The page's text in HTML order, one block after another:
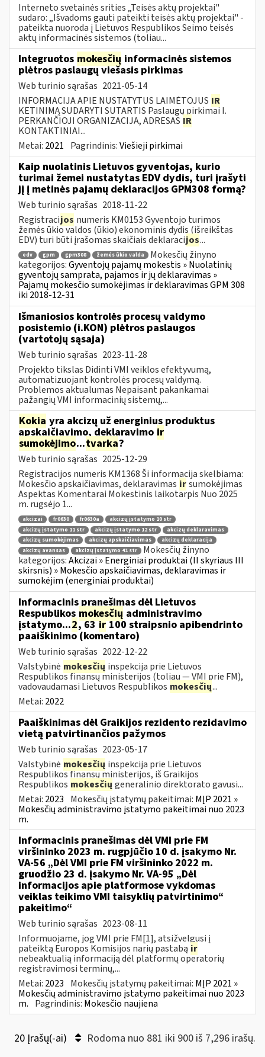
Interneto svetainės srities „Teisės aktų projektai"
sudaro: „Išvadoms gauti pateikti teisės aktų projektai" -
pateikta nuoroda į Lietuvos Respublikos Seimo teisės
aktų informacinės sistemos (toliau...
Integruotos mokesčių informacinės sistemos
plėtros paslaugų viešasis pirkimas
Web turinio sąrašas 2021-05-14
INFORMACIJA APIE NUSTATYTUS LAIMĖTOJUS IR
KETINIMĄ SUDARYTI SUTARTIS Paslaugų pirkimai I.
PERKANČIOJI ORGANIZACIJA, ADRESAS IR
KONTAKTINIAI...
Metai: 2021 Pagrindinis:Viešieji pirkimai
Kaip nuolatinis Lietuvos gyventojas, kurio
turimai žemei nustatytas EDV dydis, turi įrašyti
jį į metinės pajamų deklaracijos GPM308 formą?
Web turinio sąrašas 2018-11-22
Registracijos numeris KM0153 Gyventojo turimos
žemės ūkio valdos (ūkio) ekonominis dydis (išreikštas
EDV) turi būti įrašomas skaičiais deklaracijos...
edv gpm gpm308 žemės ūkio valda
Mokesčių žinyno
kategorijos:Gyventojų pajamų mokestis » Nuolatinių
gyventojų samprata, pajamos ir jų deklaravimas »
Pajamų mokesčio sumokėjimas ir deklaravimas GPM 308
iki 2018-12-31
Išmaniosios kontrolės procesų valdymo
posistemio (i.KON) plėtros paslaugos
(vartotojų sąsaja)
Web turinio sąrašas 2023-11-28
Projekto tikslas Didinti VMI veiklos efektyvumą,
automatizuojant kontrolės procesų valdymą.
Problemos aktualumas Nepaisant pakankamai
pažangių VMI informacinių sistemų,...
Kokia yra akcizų už energinius produktus
apskaičiavimo, deklaravimo ir
sumokėjimo...tvarka?
Web turinio sąrašas 2025-12-29
Registracijos numeris KM1368 Ši informacija skelbiama:
Mokesčio apskaičiavimas, deklaravimas irsumokėjimas
Aspektas Komentarai Mokestinis laikotarpis Nuo 2025
m. rugsėjo 1...
akcizai fr0630 fr0630a
akcizų įstatymo 10 str
akcizų įstatymo 11 str
akcizų įstatymo 12 str
akcizų deklaravimas
akcizų sumokėjimas
akcizų apskaičiavimas
akcizų deklaracija
akcizų avansas
akcizų įstatymo 41 str
Mokesčių žinyno
kategorijos:Akcizai » Energiniai produktai (II skyriaus III
skirsnis) » Mokesčio apskaičiavimas, deklaravimas ir
sumokėjim (energiniai produktai)
Informacinis pranešimas dėl Lietuvos
Respublikos mokesčių administravimo
įstatymo...2, 63ir100 straipsnio apibendrinto
paaiškinimo (komentaro)
Web turinio sąrašas 2022-12-22
Valstybinė mokesčių inspekcija prie Lietuvos
Respublikos finansų ministerijos (toliau — VMI prie FM),
vadovaudamasi Lietuvos Respublikos mokesčių...
Metai: 2022
Paaiškinimas dėl Graikijos rezidento rezidavimo
vietą patvirtinančios pažymos
Web turinio sąrašas 2023-05-17
Valstybinė mokesčių inspekcija prie Lietuvos
Respublikos finansų ministerijos, iš Graikijos
Respublikos mokesčių generalinio direktorato gavusi...
Metai: 2023 Mokesčių įstatymų pakeitimai: MĮP 2021 »
Mokesčių administravimo įstatymo pakeitimai nuo 2023
m.
Informacinis pranešimas dėl VMI prie FM
viršininko 2023 m. rugpjūčio 10 d. įsakymo Nr.
VA-56 „Dėl VMI prie FM viršininko 2022 m.
gruodžio 23 d. įsakymo Nr. VA-95 „Dėl
informacijos apie platformose vykdomas
veiklas teikimo VMI taisyklių patvirtinimo“
pakeitimo“
Web turinio sąrašas 2023-08-11
Informuojame, jog VMI prie FM[1], atsižvelgusi į
pateiktą Europos Komisijos narių pastabą ir
nebeaktualią informaciją dėl platformų operatorių
registravimosi terminų,...
Metai: 2023 Mokesčių įstatymų pakeitimai: MĮP 2021 »
Mokesčių administravimo įstatymo pakeitimai nuo 2023
m. Pagrindinis: Mokesčio naujiena
20 Įrašų(-ai) Rodoma nuo 881 iki 900 iš 7,296 irašų.